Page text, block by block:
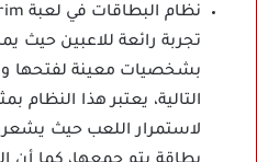
تجربة رائعة للاعبين حيث
بشخصيات معينة لفتحها
التالية، يعتبر هذا النظام
لاستمرار اللعب حيث